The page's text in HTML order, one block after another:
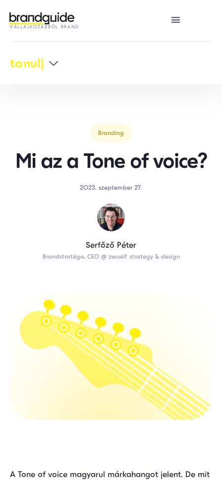
VÁLLALKOZÁSBÓL BRAND
tanulj
Branding
Mi az a Tone of voice?
2023. szeptember 27.
Serfőző Péter
Brandstratéga, CEO @ zwoelf strategy & design
A Tone of voice magyarul márkahangot jelent. De mit